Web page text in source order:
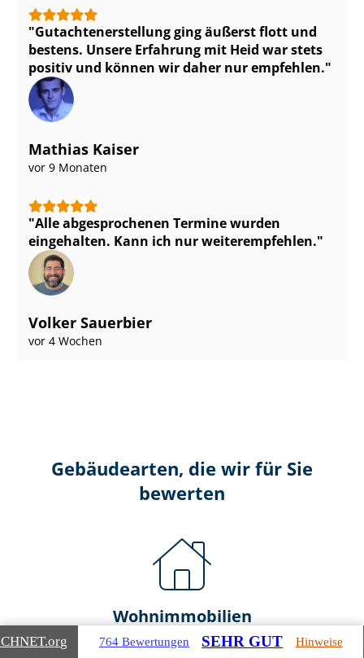
Gut­ach­ten­er­stel­lung ging äußerst flott und
bestens. Unsere Erfahrung mit Heid war stets
positiv und können wir daher nur empfehlen.
Mathias Kaiser
vor 9 Monaten
Alle abgesprochenen Termine wurden
eingehalten. Kann ich nur weiterempfehlen.
Volker Sauerbier
vor 4 Wochen
Gebäudearten, die wir für Sie
bewerten
Wohnimmobilien
Ein- und Zwei­fa­mi­li­en­häu­ser
.org 764 Bewertungen SEHR GUT Hinweise